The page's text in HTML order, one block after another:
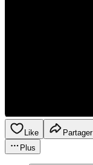
Like Partager
Plus